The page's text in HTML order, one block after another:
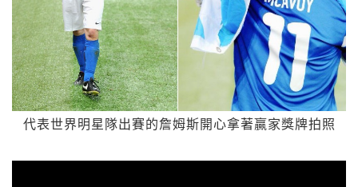
代表世界明星隊出賽的詹姆斯開心拿著贏家獎牌拍照